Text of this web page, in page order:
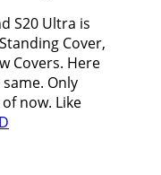
S20 Ultra is
Cover,
Covers. Here
Only
now. Like